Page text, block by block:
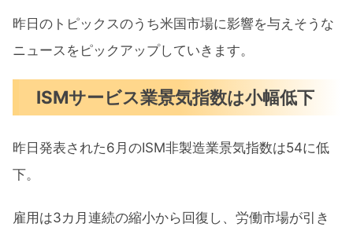
昨日のトピックスのうち米国市場に影響を与えそうな
ニュースをピックアップしていきます。
ISMサービス業景気指数は小幅低下
昨日発表された6月のISM非製造業景気指数は54に低
下。
雇用​は3カ月連続の縮小から回復し、⁠労働市場が引き